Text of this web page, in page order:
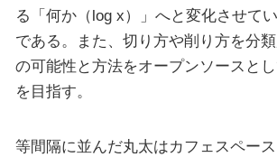
る「何か（log x）」へと変化させて
である。また、切り方や削り方を分
の可能性と方法をオープンソースと
を目指す。
等間隔に並んだ丸太はカフェスペー